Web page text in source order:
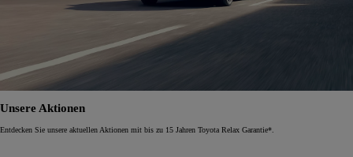
Unsere Aktionen
Entdecken Sie unsere aktuellen Aktionen mit bis zu 15 Jahren Toyota Relax Garantie*.